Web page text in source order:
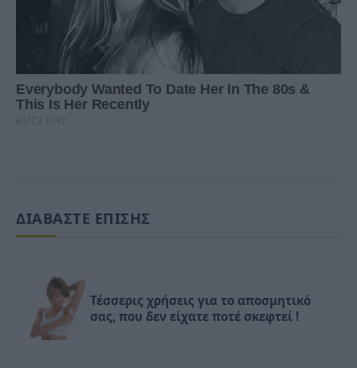
ΔΙΑΒΑΣΤΕ ΕΠΙΣΗΣ
Τέσσερις χρήσεις για το αποσμητικό
σας, που δεν είχατε ποτέ σκεφτεί !